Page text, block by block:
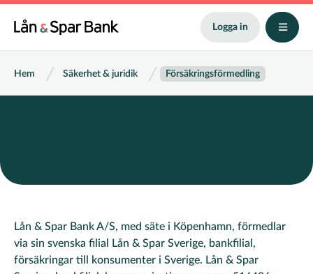
Hoppa
Logga in
Länkstig
Hem Säkerhet & juridik Försäkringsförmedling
Lån & Spar Bank A/S, med säte i Köpenhamn, förmedlar
via sin svenska filial Lån & Spar Sverige, bankfilial,
försäkringar till konsumenter i Sverige. Lån & Spar